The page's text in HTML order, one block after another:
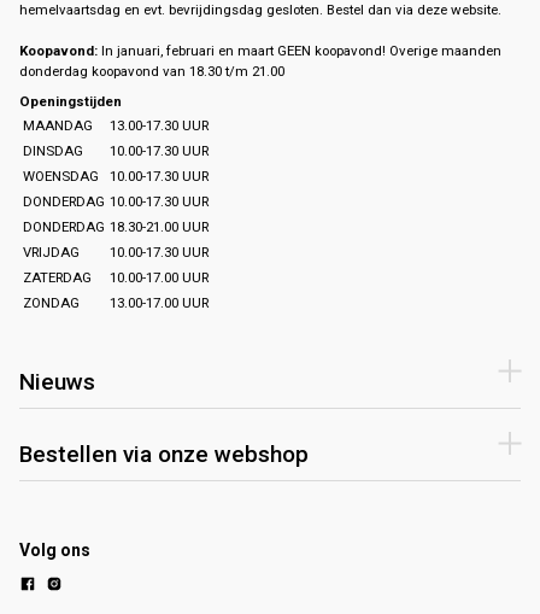
hemelvaartsdag en evt. bevrijdingsdag gesloten. Bestel dan via deze website.
Koopavond: In januari, februari en maart GEEN koopavond! Overige maanden
donderdag koopavond van 18.30 t/m 21.00
Openingstijden
MAANDAG
13.00-17.30 UUR
DINSDAG
10.00-17.30 UUR
WOENSDAG
10.00-17.30 UUR
DONDERDAG 10.00-17.30 UUR
DONDERDAG 18.30-21.00 UUR
VRIJDAG
10.00-17.30 UUR
ZATERDAG
10.00-17.00 UUR
ZONDAG
13.00-17.00 UUR
Nieuws
Bestellen via onze webshop
Volg ons